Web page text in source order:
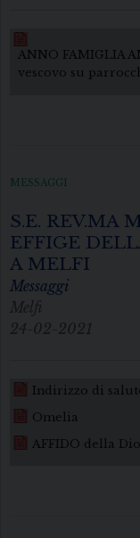
ANNO FAMIGLIA
vescovo su
MESSAGGI
S.E. REV.MA
EFFIGE
A MELFI
Messaggi
Melfi
24-02-2021
Indirizzo di
Omelia
AFFIDO della